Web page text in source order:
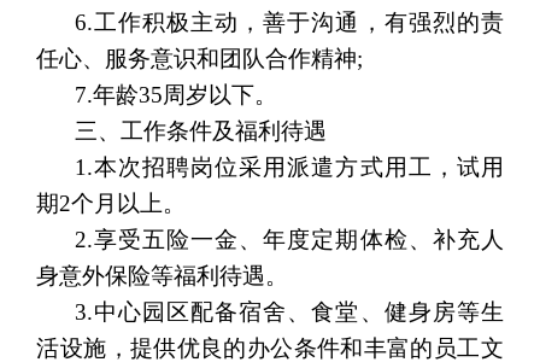
6.工作积极主动，善于沟通，有强烈的责
任心、服务意识和团队合作精神;
7.年龄35周岁以下。
三、工作条件及福利待遇
1.本次招聘岗位采用派遣方式用工，试用
期2个月以上。
2.享受五险一金、年度定期体检、补充人
身意外保险等福利待遇。
3.中心园区配备宿舍、食堂、健身房等生
活设施，提供优良的办公条件和丰富的员工文